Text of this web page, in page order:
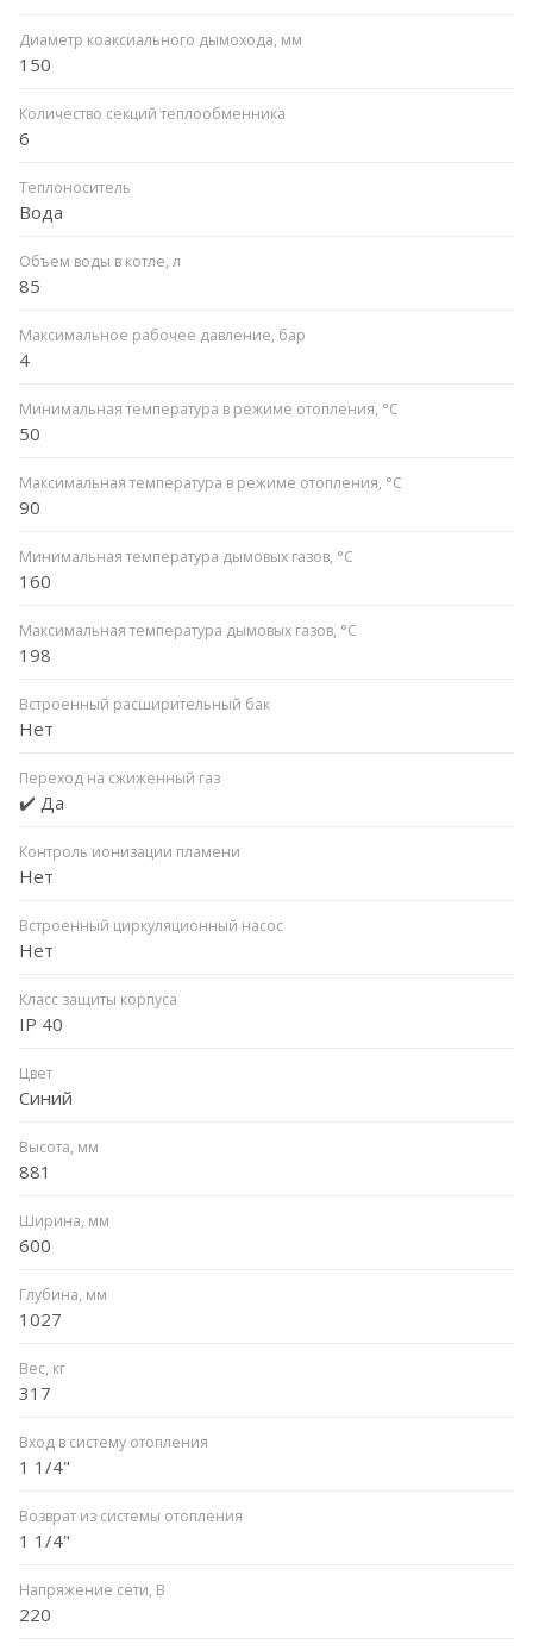
Диаметр коаксиального дымохода, мм
150
Количество секций теплообменника
6
Теплоноситель
Вода
Объем воды в котле, л
85
Максимальное рабочее давление, бар
4
Минимальная температура в режиме отопления, °C
50
Максимальная температура в режиме отопления, °C
90
Минимальная температура дымовых газов, °C
160
Максимальная температура дымовых газов, °C
198
Встроенный расширительный бак
Нет
Переход на сжиженный газ
✔️ Да
Контроль ионизации пламени
Нет
Встроенный циркуляционный насос
Нет
Класс защиты корпуса
IP 40
Цвет
Синий
Высота, мм
881
Ширина, мм
600
Глубина, мм
1027
Вес, кг
317
Вход в систему отопления
1 1/4"
Возврат из системы отопления
1 1/4"
Напряжение сети, В
220